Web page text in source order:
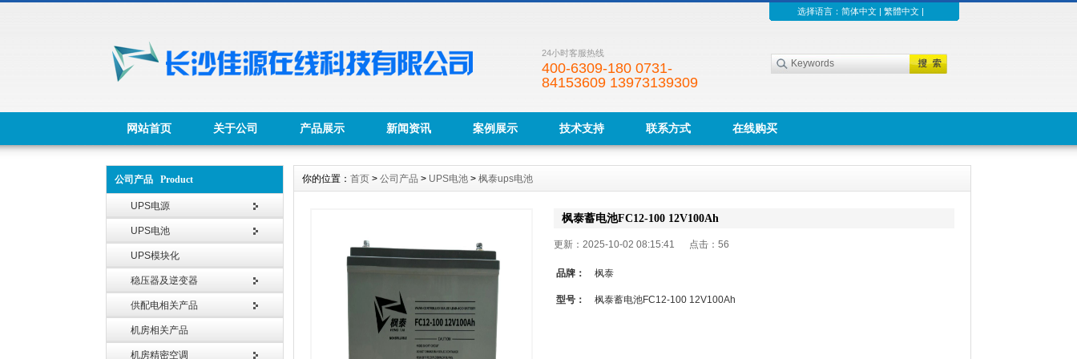
选择语言： 简体中文| 繁體中文|
24小时客服热线
400-6309-180 0731-
84153609 13973139309
网站首页 关于公司 产品展示 新闻资讯 案例展示 技术支持 联系方式 在线购买
公司产品 Product
UPS电源
UPS电池
UPS模块化
稳压器及逆变器
供配电相关产品
机房相关产品
机房精密空调
你的位置： 首页 > 公司产品 > UPS电池 > 枫泰ups电池
枫泰蓄电池FC12-100 12V100Ah
更新：2025-10-02 08:15:41 点击： 56
品牌： 枫泰
型号： 枫泰蓄电池FC12-100 12V100Ah